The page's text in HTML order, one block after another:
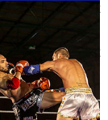
sportif est
l’ensemble
etc… ). Le
être dûment
possibilité